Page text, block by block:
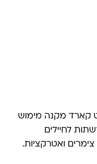
לגיוס הגיפט קארד מקנה מימוש
לחיילים
ואטרקציות.